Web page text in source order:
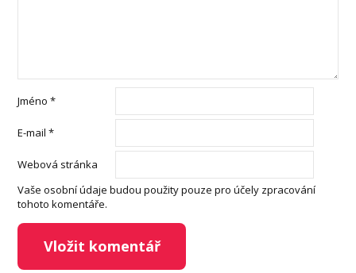
Jméno*
E-mail*
Webová stránka
Vaše osobní údaje budou použity pouze pro účely zpracování
tohoto komentáře.